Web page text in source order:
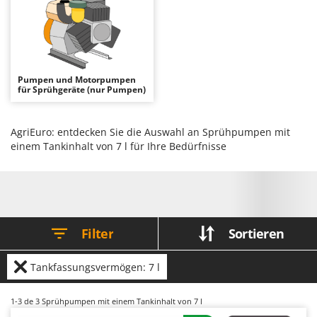
Astscheren
Atemschutzgeräte
Aufroller für Olivennetze
Aufschnittmaschinen
Auslegemulcher für Traktoren
B
Baum- und Astscheren - manuell
Baumscheren - pneumatisch
Baumstumpffräsen
Bindezangen - elektrisch
Bodenfräsen für Traktor
Ambrogio Robot
Annovi Reverberi
ANTHBOT
Archman
Arco
Argo
B
Baesso
Bahco
Pumpen und Motorpumpen
für Sprühgeräte (nur Pumpen)
AgriEuro: entdecken Sie die Auswahl an Sprühpumpen mit
einem Tankinhalt von 7 l für Ihre Bedürfnisse
Filter Sortieren
Tankfassungsvermögen: 7 l
1-3 de 3 Sprühpumpen mit einem Tankinhalt von 7 l